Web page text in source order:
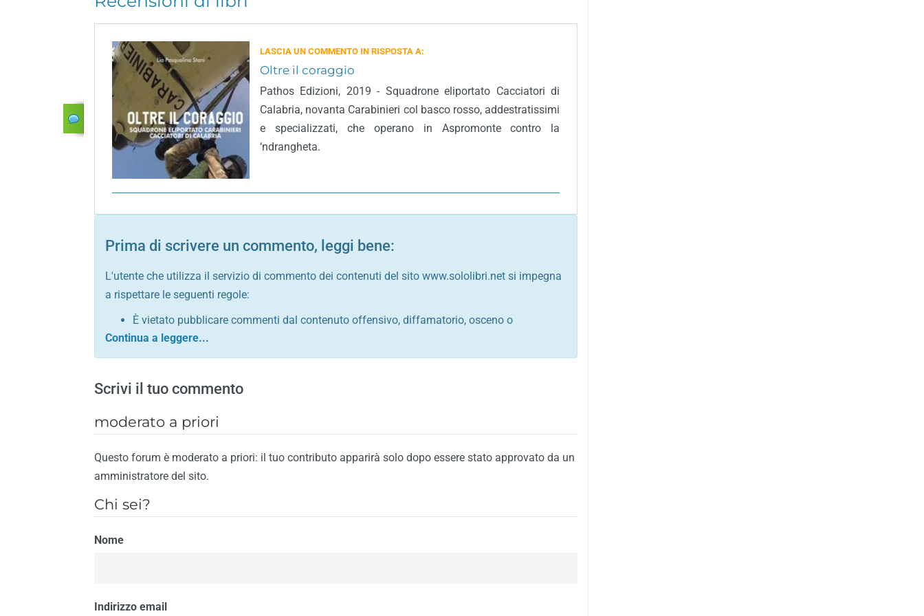
LASCIA UN COMMENTO IN RISPOSTA A:
Oltre il coraggio
Pathos Edizioni, 2019 - Squadrone eliportato Cacciatori di
Calabria, novanta Carabinieri col basco rosso, addestratissimi
e specializzati, che operano in Aspromonte contro la
‘ndrangheta.
Prima di scrivere un commento, leggi bene:
L'utente che utilizza il servizio di commento dei contenuti del sito www.sololibri.net si impegna
a rispettare le seguenti regole:
È vietato pubblicare commenti dal contenuto offensivo, diffamatorio, osceno o
comunque contrario alle leggi dello Stato italiano e di quelle internazionali
Sono vietati commenti in tono sacrilego, sarcastico, denigratorio e sbeffeggiatorio
È vietato pubblicare commenti contrari al rispetto dell'ordine pubblico
È vietato pubblicare commenti lesivi della privacy di qualsiasi cittadino
È vietato pubblicare commenti razzisti nei confronti di qualsiasi razza, popolo, cultura,
religione
È vietato pubblicare commenti contrari al rispetto del buon costume o contenenti
È vietato pubblicare commenti inerenti propaganda politica, di partito o di fazione, che
Il riscontro della violazione anche di una sola delle regole precedenti comporterà la non
Scrivi il tuo commento
moderato a priori
Questo forum è moderato a priori: il tuo contributo apparirà solo dopo essere stato approvato da un
amministratore del sito.
Chi sei?
Nome
Indirizzo email